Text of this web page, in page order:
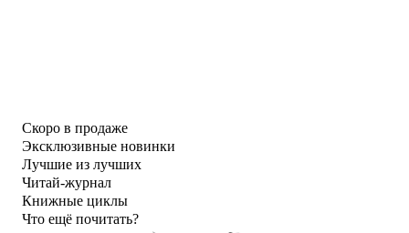
Скоро в продаже
Эксклюзивные новинки
Лучшие из лучших
Читай-журнал
Книжные циклы
Что ещё почитать?